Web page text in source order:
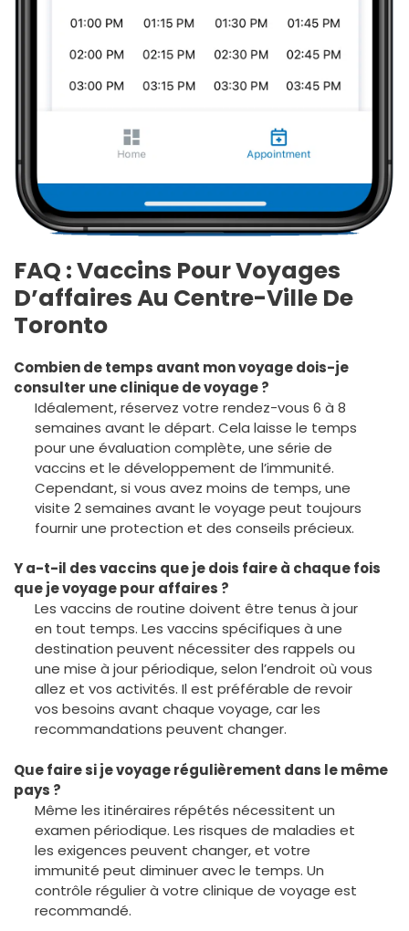
FAQ : Vaccins Pour Voyages
D’affaires Au Centre-Ville De
Toronto
Combien de temps avant mon voyage dois-je
consulter une clinique de voyage ?
Idéalement, réservez votre rendez-vous 6 à 8
semaines avant le départ. Cela laisse le temps
pour une évaluation complète, une série de
vaccins et le développement de l’immunité.
Cependant, si vous avez moins de temps, une
visite 2 semaines avant le voyage peut toujours
fournir une protection et des conseils précieux.
Y a-t-il des vaccins que je dois faire à chaque fois
que je voyage pour affaires ?
Les vaccins de routine doivent être tenus à jour
en tout temps. Les vaccins spécifiques à une
destination peuvent nécessiter des rappels ou
une mise à jour périodique, selon l’endroit où vous
allez et vos activités. Il est préférable de revoir
vos besoins avant chaque voyage, car les
recommandations peuvent changer.
Que faire si je voyage régulièrement dans le même
pays ?
Même les itinéraires répétés nécessitent un
examen périodique. Les risques de maladies et
les exigences peuvent changer, et votre
immunité peut diminuer avec le temps. Un
contrôle régulier à votre clinique de voyage est
recommandé.